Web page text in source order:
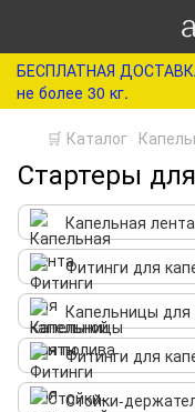
БЕСПЛАТНАЯ
не более 30 кг.
🛒 Каталог
Стартеры
Капельная лента
Фитинги для
Капельницы для
Фитинги для
Стойки-